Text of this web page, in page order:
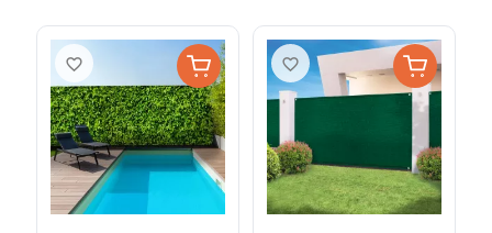
favorite_border favorite_border